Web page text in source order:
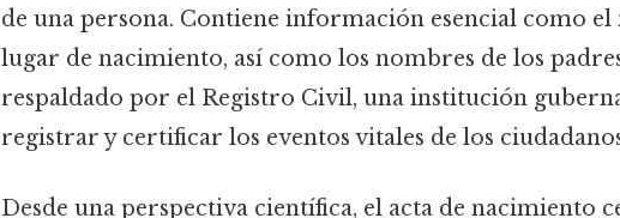
de una persona. Contiene información esencial como
lugar de nacimiento, así como los nombres de los
respaldado por el Registro Civil, una institución
registrar y certificar los eventos vitales de los
Desde una perspectiva científica, el acta de nacimiento